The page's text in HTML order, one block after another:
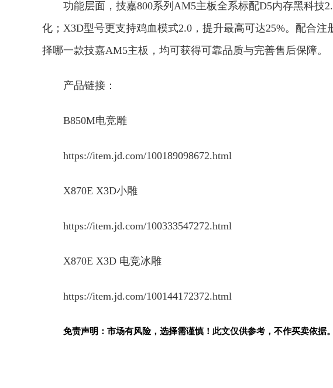
功能层面，技嘉800系列AM5主板全系标配D5内存黑科技
化；X3D型号更支持鸡血模式2.0，提升最高可达25%。配合
择哪一款技嘉AM5主板，均可获得可靠品质与完善售后保障。
产品链接：
B850M电竞雕
https://item.jd.com/100189098672.html
X870E X3D小雕
https://item.jd.com/100333547272.html
X870E X3D 电竞冰雕
https://item.jd.com/100144172372.html
免责声明：市场有风险，选择需谨慎！此文仅供参考，不作买卖依据。